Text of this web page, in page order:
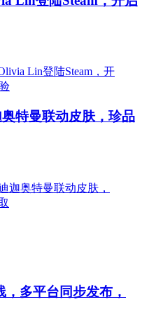
特曼联动皮肤，珍品
多平台同步发布，